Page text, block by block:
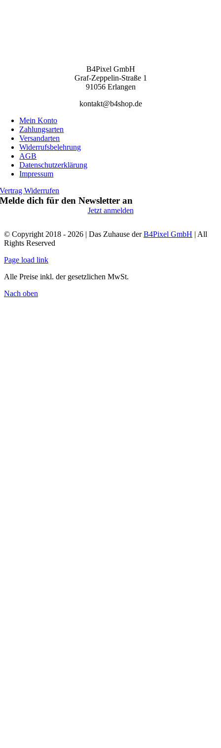
B4Pixel GmbH
Graf-Zeppelin-Straße 1
91056 Erlangen
kontakt@b4shop.de
Mein Konto
Zahlungsarten
Versandarten
Widerrufsbelehrung
AGB
Datenschutzerklärung
Impressum
Vertrag Widerrufen
Melde dich für den Newsletter an
Jetzt anmelden
© Copyright 2018 - 2026 | Das Zuhause derB4Pixel GmbH | All
Rights Reserved
Page load link
Alle Preise inkl. der gesetzlichen MwSt.
Nach oben